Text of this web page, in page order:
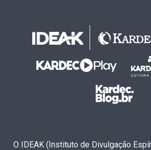
O IDEAK (Instituto de Divulgação